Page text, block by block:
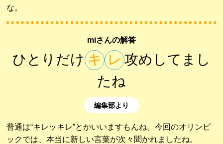
な。
miさんの解答
ひとりだけ キ レ攻めしてまし
たね
編集部より
普通は“キレッキレ”とかいいますもんね。今回のオリンピ
ックでは、本当に新しい言葉が次々聞かれましたね。